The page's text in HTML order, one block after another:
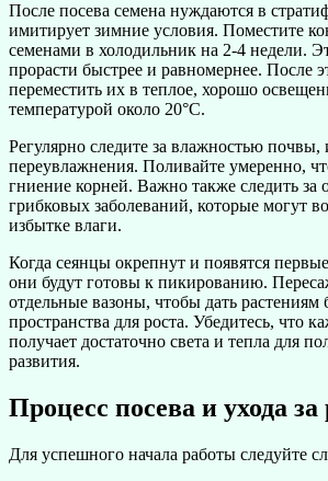
После посева семена нуждаются в
имитирует зимние условия. Поместите
семенами в холодильник на 2-4 недели.
прорасти быстрее и равномернее. После
переместить их в теплое, хорошо
температурой около 20°C.
Регулярно следите за влажностью почвы,
переувлажнения. Поливайте умеренно,
гниение корней. Важно также следить за
грибковых заболеваний, которые могут
избытке влаги.
Когда сеянцы окрепнут и появятся
они будут готовы к пикированию.
отдельные вазоны, чтобы дать растениям
пространства для роста. Убедитесь, что
получает достаточно света и тепла для
развития.
Процесс посева и ухода за
Для успешного начала работы следуйте